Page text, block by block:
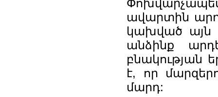
ավարտին
կախված այն
անձինք
բնակության
է, որ
մարդ: